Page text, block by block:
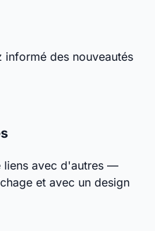
informé des nouveautés
liens avec d'autres —
et avec un design